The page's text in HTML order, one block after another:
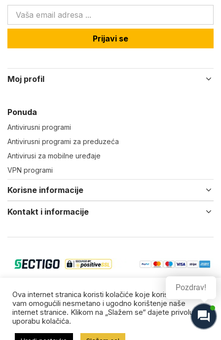
Prijavi se
Moj profil
Ponuda
Antivirusni programi
Antivirusni programi za preduzeća
Antivirusi za mobilne uređaje
VPN programi
Korisne informacije
Kontakt i informacije
© 2022-24 Virtual IT d.o.o. Vsa prava zadržana.
Zaštitni znakovi su vlasništvo njihovih vlasnika.
Ova internet stranica koristi kolačiće koje koristimo da bi
vam omogućili nesmetano i ugodno korištenje naše
internet stranice. Klikom na „Slažem se“ dajete privolu za
uporabu kolačića.
Pozdrav!